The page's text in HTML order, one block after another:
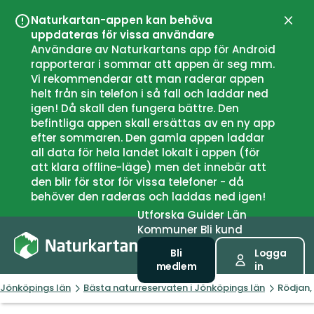
Naturkartan-appen kan behöva
uppdateras för vissa användare
Användare av Naturkartans app för Android
rapporterar i sommar att appen är seg mm.
Vi rekommenderar att man raderar appen
helt från sin telefon i så fall och laddar ned
igen! Då skall den fungera bättre. Den
befintliga appen skall ersättas av en ny app
efter sommaren. Den gamla appen laddar
all data för hela landet lokalt i appen (för
att klara offline-läge) men det innebär att
den blir för stor för vissa telefoner - då
behöver den raderas och laddas ned igen!
UtforskaGuiderLän
Kommuner Bli kund
Bli
medlem
Logga
in
Jönköpings län Bästa naturreservaten i Jönköpings län